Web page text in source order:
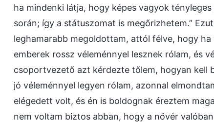
ha mindenki látja, hogy képes vagyok
során; így a státuszomat is megőrizhetem.”
leghamarabb megoldottam, attól félve, hogy
emberek rossz véleménnyel lesznek rólam, és
csoportvezető azt kérdezte tőlem, hogyan kell
jó véleménnyel legyen rólam, azonnal
elégedett volt, és én is boldognak éreztem
nem voltam biztos abban, hogy a nővér